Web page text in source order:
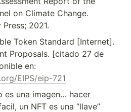
on Climate Change.
2021.
Token Standard [Internet].
Proposals. [citado 27 de
EIPS/eip-721
es una imagen… hacer
un NFT es una “llave”